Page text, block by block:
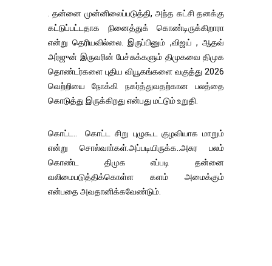
. தன்னை முன்னிலைப்படுத்தி, அந்த கட்சி தனக்கு
கட்டுப்பட்டதாக நினைத்துக் கொண்டிருக்கிறாரா
என்று தெரியவில்லை. இருப்பினும் ,விஜய் , ஆதவ்
அர்ஜுன் இருவரின் பேச்சுக்களும் திமுகவை திமுக
தொண்டர்களை புதிய வியூகங்களை வகுத்து 2026
வெற்றியை நோக்கி நகர்த்துவதற்கான பலத்தை
கொடுத்து இருக்கிறது என்பது மட்டும் உறுதி.
கொட்ட.. கொட்ட சிறு புழுகூட குழவியாக மாறும்
என்று சொல்வாா்கள்.அப்படியிருக்க..அசுர பலம்
கொண்ட திமுக எப்படி தன்னை
வலிமைபடுத்திக்கொள்ள களம் அமைக்கும்
என்பதை அவதானிக்கவேண்டும்.